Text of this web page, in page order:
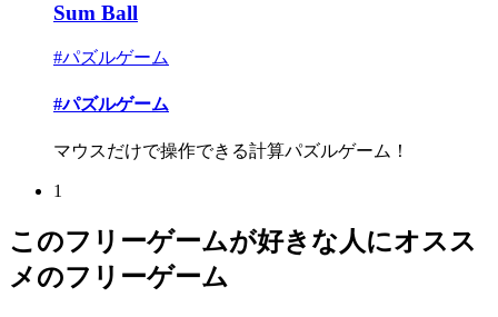
Sum Ball
#パズルゲーム
#パズルゲーム
マウスだけで操作できる計算パズルゲーム！
1
このフリーゲームが好きな人にオスス
メのフリーゲーム